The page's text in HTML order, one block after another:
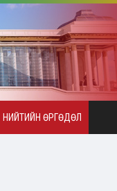
НИЙТИЙН ӨРГӨДӨЛ